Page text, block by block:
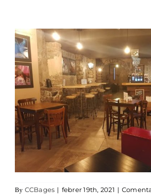
By CCBages | febrer 19th, 2021 |